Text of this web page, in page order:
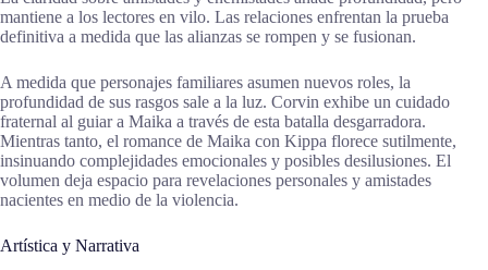
mantiene a los lectores en vilo. Las relaciones enfrentan la prueba
definitiva a medida que las alianzas se rompen y se fusionan.
A medida que personajes familiares asumen nuevos roles, la
profundidad de sus rasgos sale a la luz. Corvin exhibe un cuidado
fraternal al guiar a Maika a través de esta batalla desgarradora.
Mientras tanto, el romance de Maika con Kippa florece sutilmente,
insinuando complejidades emocionales y posibles desilusiones. El
volumen deja espacio para revelaciones personales y amistades
nacientes en medio de la violencia.
Artística y Narrativa